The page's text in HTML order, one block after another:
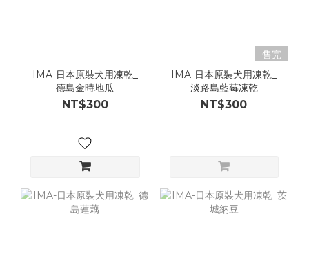
IMA-日本原裝犬用凍乾_
德島金時地瓜
NT$300
售完
IMA-日本原裝犬用凍乾_
淡路島藍莓凍乾
NT$300